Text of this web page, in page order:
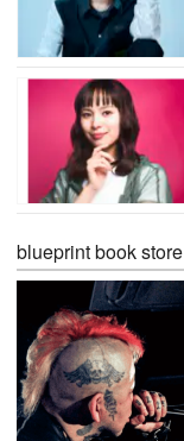
blueprint book store